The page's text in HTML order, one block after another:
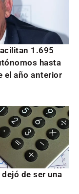
1.695
hasta
el año anterior
de ser una